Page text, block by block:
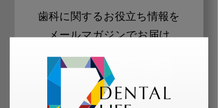
歯科に関するお役立ち情報を
メールマガジンでお届け
ご登録いただいた職種（歯科医師、歯
科衛生士、歯科技工士）に合わせた内